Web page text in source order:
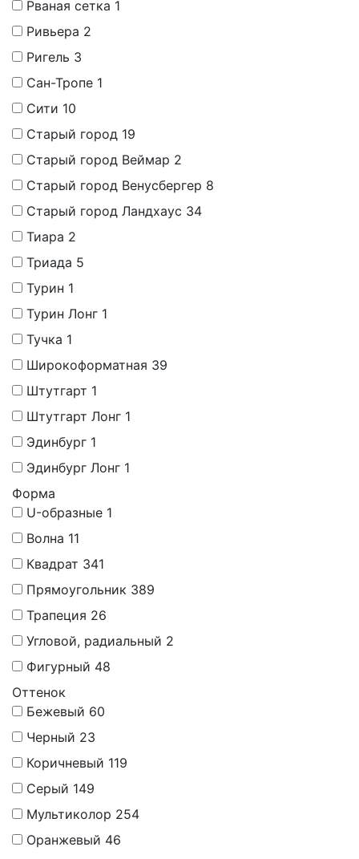
Рваная сетка 1
Ривьера 2
Ригель 3
Сан-Тропе 1
Сити 10
Старый город 19
Старый город Веймар 2
Старый город Венусбергер 8
Старый город Ландхаус 34
Тиара 2
Триада 5
Турин 1
Турин Лонг 1
Тучка 1
Широкоформатная 39
Штутгарт 1
Штутгарт Лонг 1
Эдинбург 1
Эдинбург Лонг 1
Форма
U-образные 1
Волна 11
Квадрат 341
Прямоугольник 389
Трапеция 26
Угловой, радиальный 2
Фигурный 48
Оттенок
Бежевый 60
Черный 23
Коричневый 119
Серый 149
Мультиколор 254
Оранжевый 46